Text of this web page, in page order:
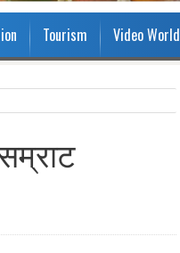
Tourism Video World